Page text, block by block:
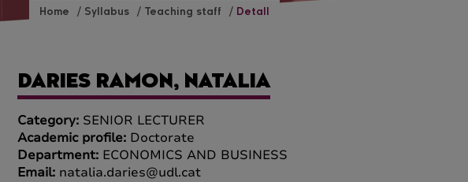
Home Syllabus Teaching staff Detall
DARIES RAMON, NATALIA
Category: SENIOR LECTURER
Academic profile: Doctorate
Department: ECONOMICS AND BUSINESS
Email: natalia.daries@udl.cat